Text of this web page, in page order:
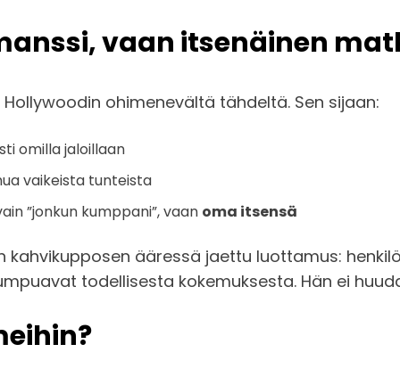
vaan itsenäinen
ohimenevältä tähdeltä. Sen sijaan:
omilla jaloillaan
vaikeista tunteista
”jonkun kumppani”, vaan oma itsensä
kahvikupposen ääressä jaettu luottamus:
todellisesta kokemuksesta. Hän ei